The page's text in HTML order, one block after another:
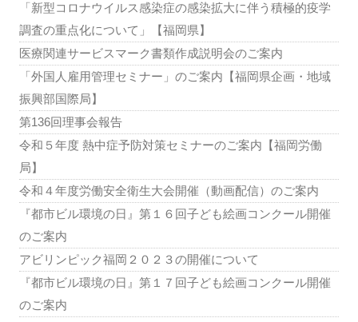
「新型コロナウイルス感染症の感染拡大に伴う積極的疫学
調査の重点化について」【福岡県】
医療関連サービスマーク書類作成説明会のご案内
「外国人雇用管理セミナー」のご案内【福岡県企画・地域
振興部国際局】
第136回理事会報告
令和５年度 熱中症予防対策セミナーのご案内【福岡労働
局】
令和４年度労働安全衛生大会開催（動画配信）のご案内
『都市ビル環境の日』第１６回子ども絵画コンクール開催
のご案内
アビリンピック福岡２０２３の開催について
『都市ビル環境の日』第１７回子ども絵画コンクール開催
のご案内